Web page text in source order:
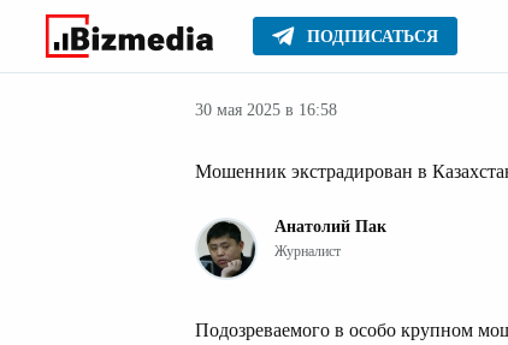
ПОДПИСАТЬСЯ
Главное Новости Новости
30 мая 2025 в 16:58
Мошенник экстрадирован в
Анатолий Пак
Журналист
Подозреваемого в особо крупном